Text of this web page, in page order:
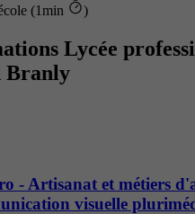
(1min
)
Lycée
Branly
- Artisanat et métiers
visuelle